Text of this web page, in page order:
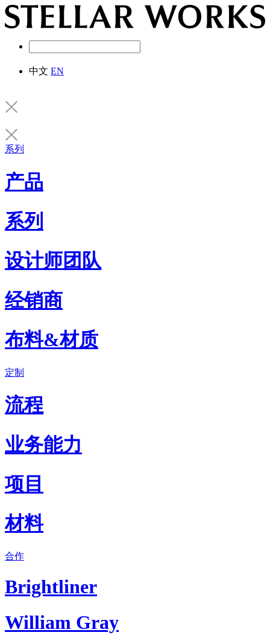
中文 EN
系列
产品
系列
设计师团队
经销商
布料&材质
定制
流程
业务能力
项目
材料
合作
Brightliner
William Gray